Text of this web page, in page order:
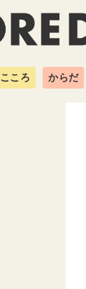
こころ からだ